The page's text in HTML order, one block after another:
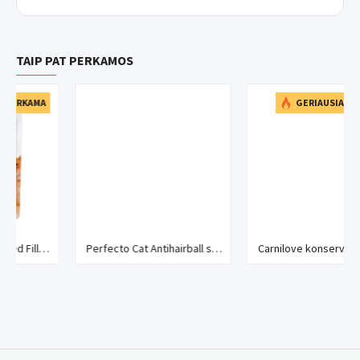
(3a671) 70 TV, vitaminas E (3a700) 80 mg, L-karnitinas (3a310)
padeda padidinti šlapimo rūgštingumą. Naudokite maistą 5-12
TAIP PAT PERKAMOS
Perfecto Cat Antihairball skanėstas katėms
GERIAUSIAI PERKAMA
Carnilove konservai katėms su fazaniena ir aviečių lapais